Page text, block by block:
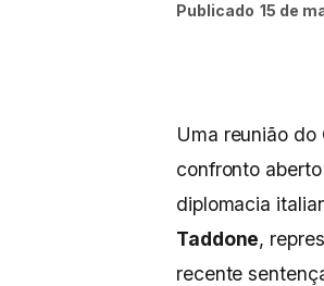
Publicado 15 de
Uma reunião do
confronto
diplomacia
Taddone,
recente